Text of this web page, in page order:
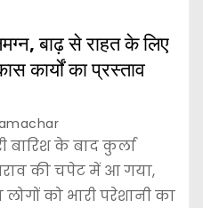
बाढ़ से राहत के लिए
कार्यों का प्रस्ताव
बारिश के बाद कुर्ला
की चपेट में आ गया,
को भारी परेशानी का